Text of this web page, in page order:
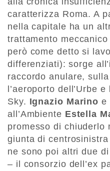
caratterizza Roma. A
nella capitale ha un
trattamento
però come detto si
differenziati): sorge
raccordo anulare,
l’aeroporto dell’Urbe
Sky. Ignazio Marino e
all’Ambiente Estella
promesso di chiuderlo
giunta di
ne sono poi altri due
– il consorzio dell’ex